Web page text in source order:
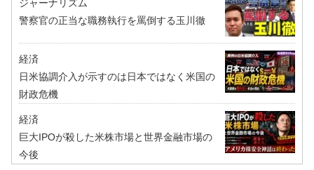
ジャーナリズム
警察官の正当な職務執行を罵倒する玉川徹
経済
日米協調介入が示すのは日本ではなく米国の
財政危機
経済
巨大IPOが殺した米株市場と世界金融市場の
今後